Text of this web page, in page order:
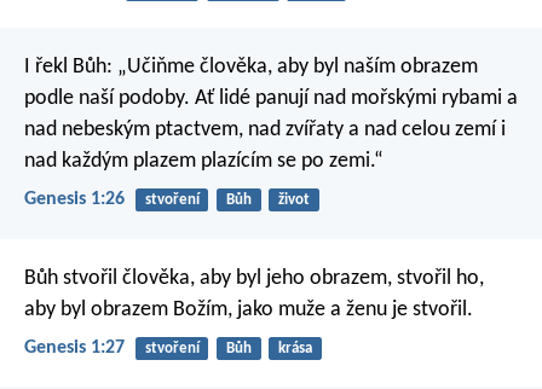
I řekl Bůh: „Učiňme člověka, aby byl naším obrazem
podle naší podoby. Ať lidé panují nad mořskými rybami a
nad nebeským ptactvem, nad zvířaty a nad celou zemí i
nad každým plazem plazícím se po zemi.“
Genesis 1:26 stvoření Bůh život
Bůh stvořil člověka, aby byl jeho obrazem, stvořil ho,
aby byl obrazem Božím, jako muže a ženu je stvořil.
Genesis 1:27 stvoření Bůh krása